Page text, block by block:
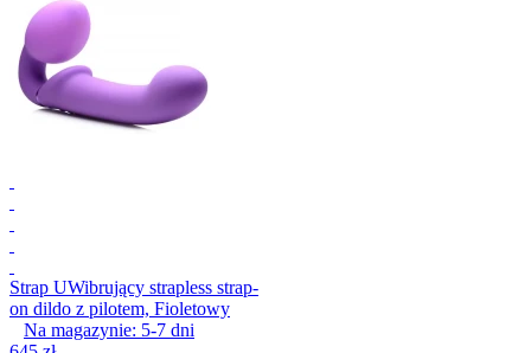
Strap UWibrujący strapless strap-
on dildo z pilotem, Fioletowy
Na magazynie: 5-7 dni